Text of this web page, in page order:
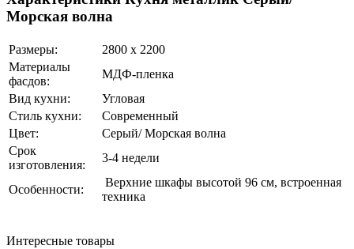
Морская волна
Размеры:
2800 х 2200
Материалы
фасдов:
МДФ-пленка
Вид кухни:
Угловая
Стиль кухни:
Современный
Цвет:
Серый/ Морская волна
Срок
изготовления:
3-4 недели
Особенности:
Верхние шкафы высотой 96 см, встроенная
техника
Интересные товары